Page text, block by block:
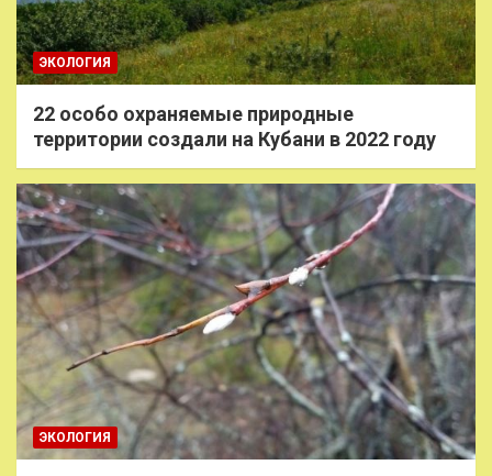
ЭКОЛОГИЯ
22 особо охраняемые природные
территории создали на Кубани в 2022 году
ЭКОЛОГИЯ